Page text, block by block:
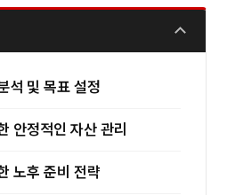
석 및 목표 설정
안정적인 자산 관리
노후 준비 전략